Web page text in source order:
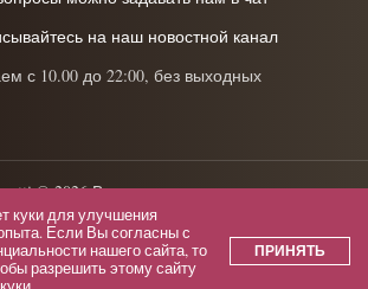
на наш новостной канал
с 10.00 до 22:00, без выходных
© 2026 Все права защищены.
конфиденциальности
соглашение
куки для улучшения
Если Вы согласны с
нашего сайта, то
разрешить этому сайту
ПРИНЯТЬ